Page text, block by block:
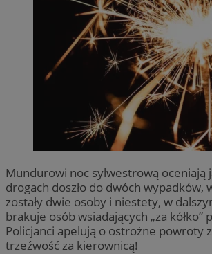
Mundurowi noc sylwestrową oceniają
drogach doszło do dwóch wypadków,
zostały dwie osoby i niestety, w
brakuje osób wsiadających „za kółko”
Policjanci apelują o ostrożne powroty
trzeźwość za kierownicą!